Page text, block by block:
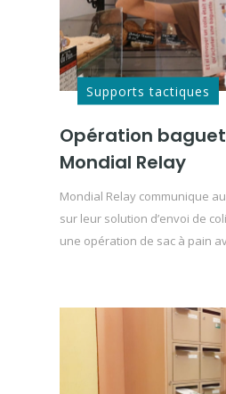
Supports tactiques
Opération
Mondial Relay
Mondial Relay communique
sur leur solution d’envoi de
une opération de sac à pain